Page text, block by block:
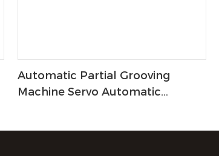
Automatic Partial Grooving
Machine Servo Automatic